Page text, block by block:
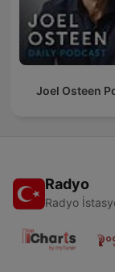
Joel Osteen
Radyo
Radyo